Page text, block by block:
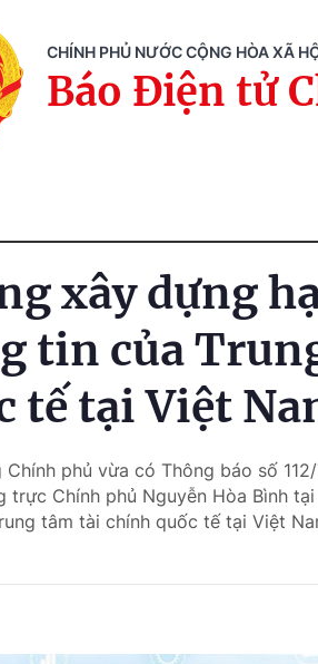
CHÍNH PHỦ NƯỚC CỘNG HÒA XÃ
Báo Điện tử
xây dựng
tin của
tế tại Việt
Chính phủ vừa có Thông báo số
trực Chính phủ Nguyễn Hòa Bình
tâm tài chính quốc tế tại Việt